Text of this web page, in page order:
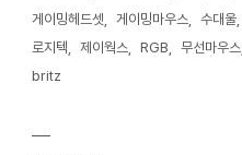
게이밍헤드셋
게이밍마우스
수대울
로지텍
제이웍스 RGB
무선마우스
britz